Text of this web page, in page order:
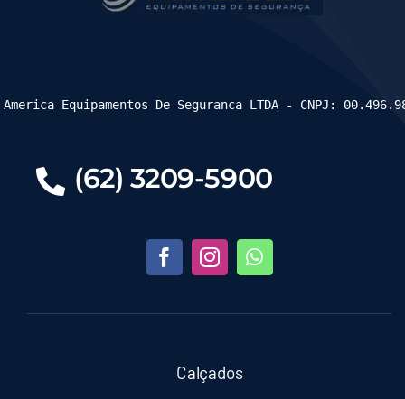
(62) 3209-5900
Calçados
Equipamentos De Seguranca LTDA - CNPJ: